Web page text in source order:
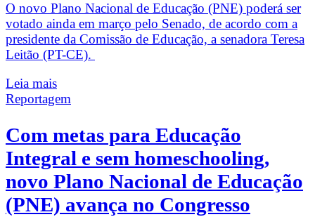
O novo Plano Nacional de Educação (PNE) poderá ser
votado ainda em março pelo Senado, de acordo com a
presidente da Comissão de Educação, a senadora Teresa
Leitão (PT-CE).
Leia mais
Reportagem
Com metas para Educação
Integral e sem homeschooling,
novo Plano Nacional de Educação
(PNE) avança no Congresso